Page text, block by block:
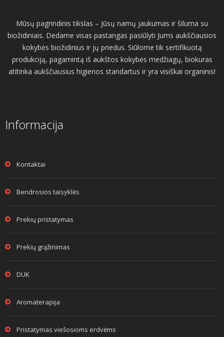
Mūsų pagrindinis tikslas – Jūsų namų jaukumas ir šiluma su
biožidiniais. Dedame visas pastangas pasiūlyti Jums aukščiausios
kokybės biožidinius ir jų priedus. Siūlome tik sertifikuotą
produkciją, pagamintą iš aukštos kokybės medžiagų, biokuras
atitinka aukščiausius higienos standartus ir yra visiškai organinis!
Informacija
Kontaktai
Bendrosios taisyklės
Prekių pristatymas
Prekių grąžinimas
DUK
Aromaterapija
Pristatymas viešosioms erdvėms